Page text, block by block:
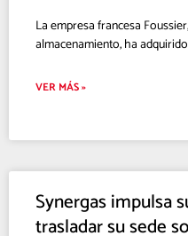
La empresa francesa
almacenamiento, ha
VER MÁS »
Synergas impulsa
trasladar su sede